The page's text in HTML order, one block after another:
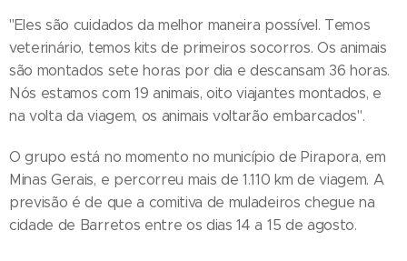
"Eles são cuidados da melhor maneira possível. Temos
veterinário, temos kits de primeiros socorros. Os animais
são montados sete horas por dia e descansam 36 horas.
Nós estamos com 19 animais, oito viajantes montados, e
na volta da viagem, os animais voltarão embarcados".
O grupo está no momento no município de Pirapora, em
Minas Gerais, e percorreu mais de 1.110 km de viagem. A
previsão é de que a comitiva de muladeiros chegue na
cidade de Barretos entre os dias 14 a 15 de agosto.